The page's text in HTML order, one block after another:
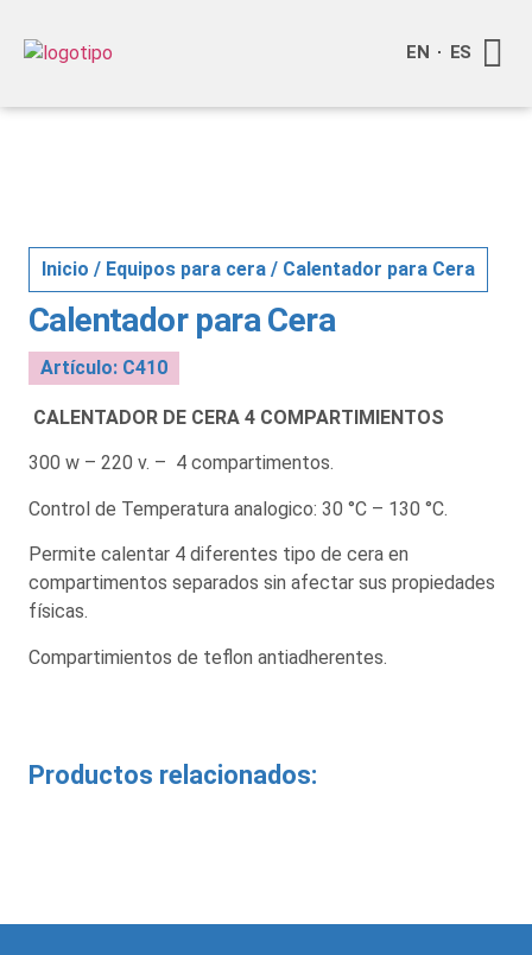
EN ES
Inicio / Equipos para cera / Calentador para Cera
Calentador para Cera
Artículo: C410
CALENTADOR DE CERA 4 COMPARTIMIENTOS
300 w – 220 v. – 4 compartimentos.
Control de Temperatura analogico: 30 °C – 130 °C.
Permite calentar 4 diferentes tipo de cera en
compartimentos separados sin afectar sus propiedades
físicas.
Compartimientos de teflon antiadherentes.
Productos relacionados: